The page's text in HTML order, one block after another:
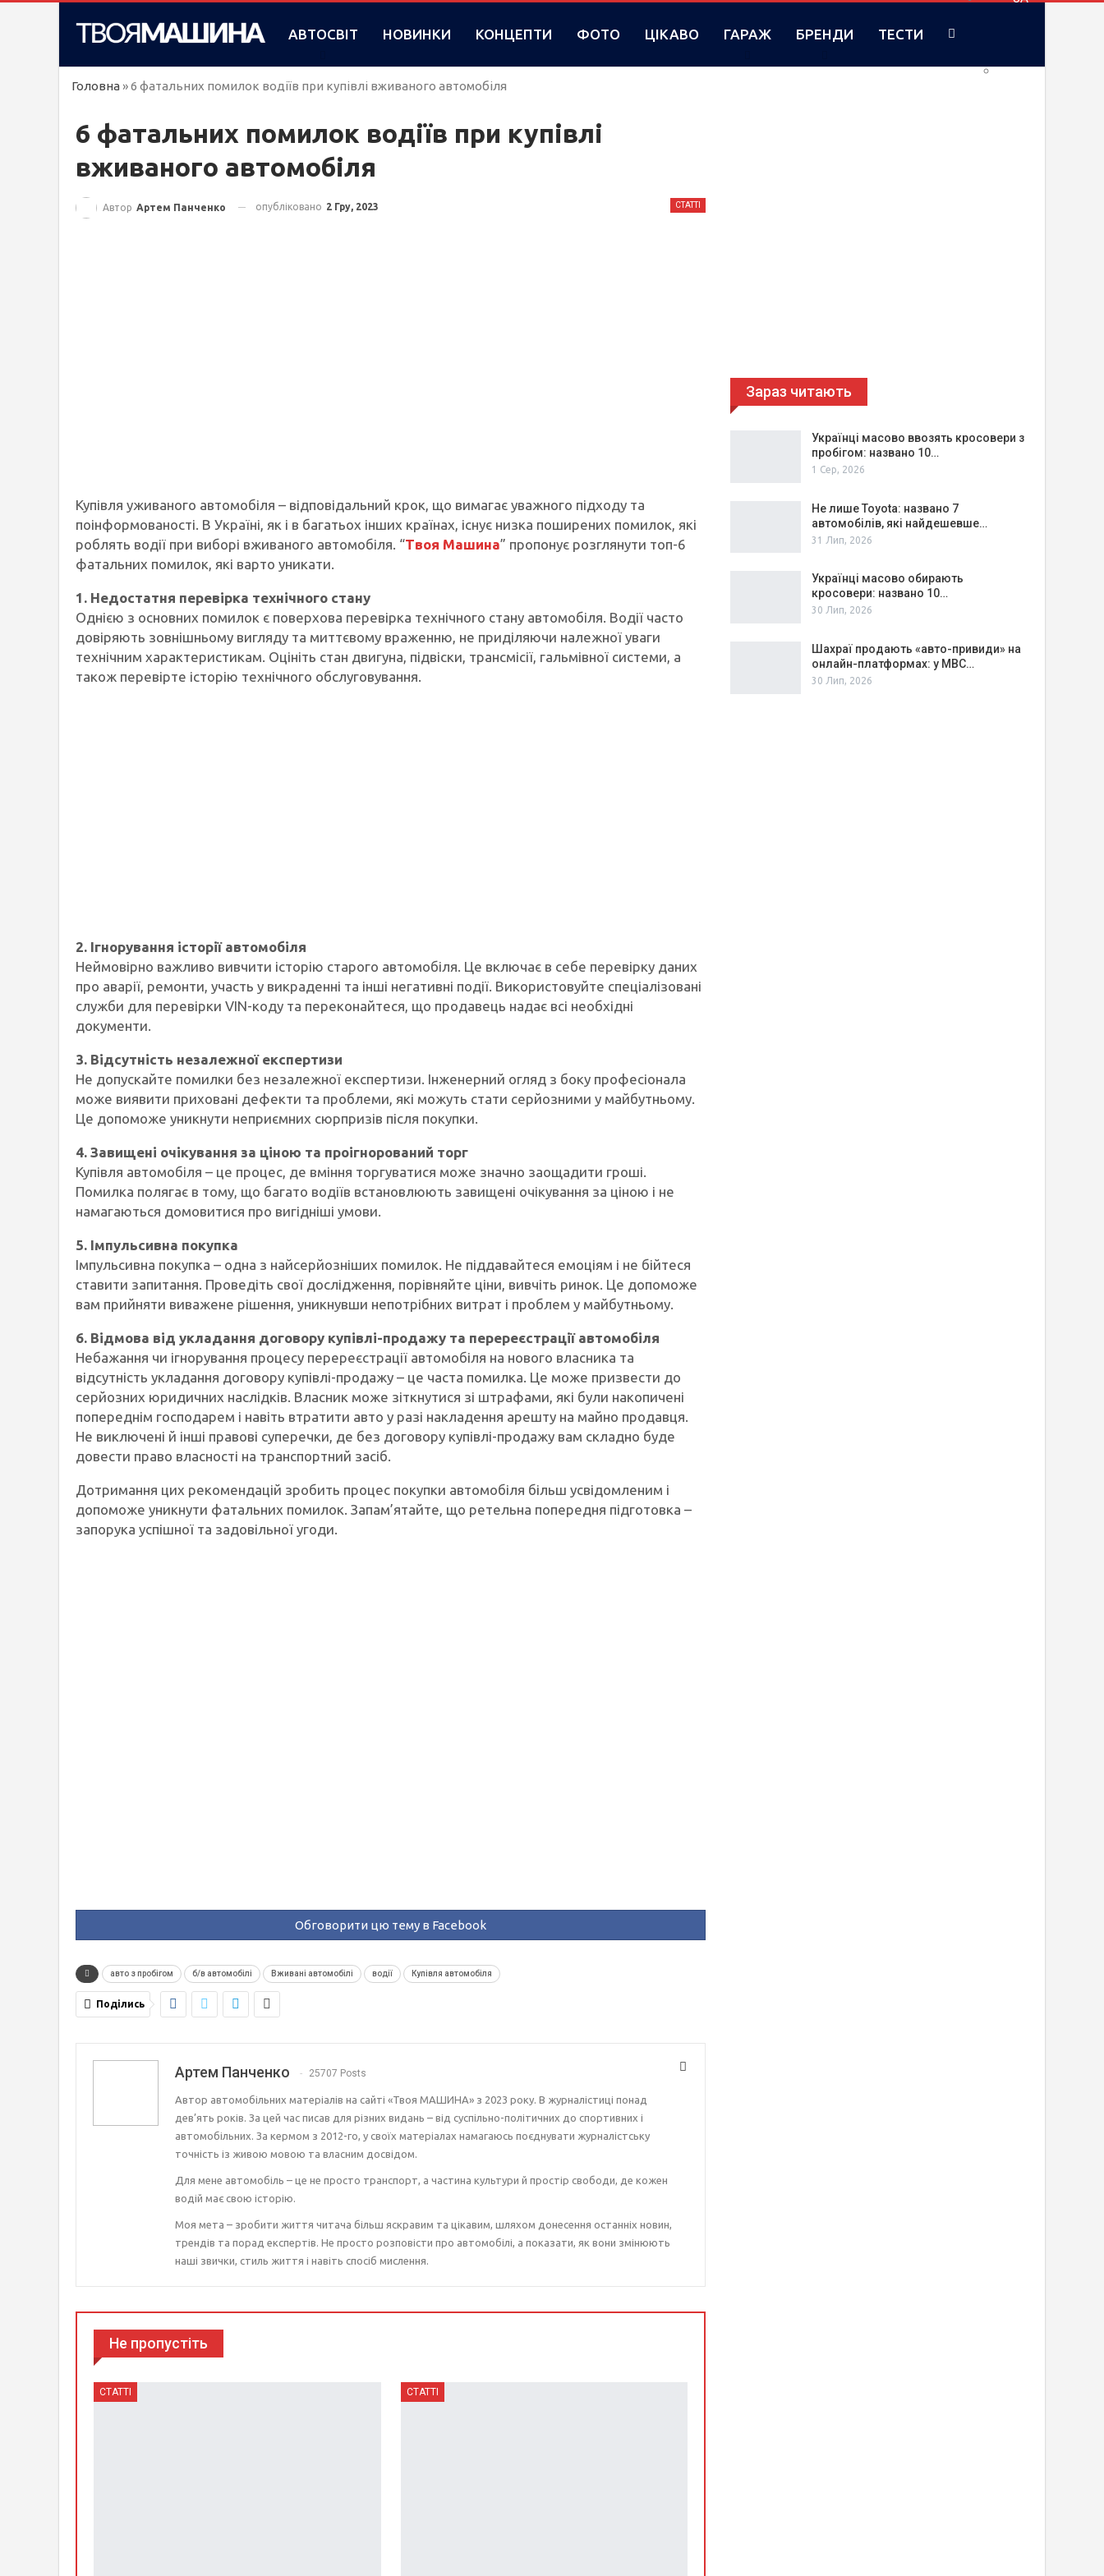
RU
АВТОСВІТ НОВИНКИ КОНЦЕПТИ ФОТО ЦІКАВО ГАРАЖ БРЕНДИ ТЕСТИ
Головна »6 фатальних помилок водіїв при купівлі вживаного автомобіля
6 фатальних помилок водіїв при купівлі
вживаного автомобіля
СТАТТІ
Автор Артем Панченко опубліковано 2 Гру, 2023
Купівля уживаного автомобіля – відповідальний крок, що вимагає уважного підходу та
поінформованості. В Україні, як і в багатьох інших країнах, існує низка поширених помилок, які
роблять водії при виборі вживаного автомобіля. “Твоя Машина” пропонує розглянути топ-6
фатальних помилок, які варто уникати.
1. Недостатня перевірка технічного стану
Однією з основних помилок є поверхова перевірка технічного стану автомобіля. Водії часто
довіряють зовнішньому вигляду та миттєвому враженню, не приділяючи належної уваги
технічним характеристикам. Оцініть стан двигуна, підвіски, трансмісії, гальмівної системи, а
також перевірте історію технічного обслуговування.
2. Ігнорування історії автомобіля
Неймовірно важливо вивчити історію старого автомобіля. Це включає в себе перевірку даних
про аварії, ремонти, участь у викраденні та інші негативні події. Використовуйте спеціалізовані
служби для перевірки VIN-коду та переконайтеся, що продавець надає всі необхідні
документи.
3. Відсутність незалежної експертизи
Не допускайте помилки без незалежної експертизи. Інженерний огляд з боку професіонала
може виявити приховані дефекти та проблеми, які можуть стати серйозними у майбутньому.
Це допоможе уникнути неприємних сюрпризів після покупки.
4. Завищені очікування за ціною та проігнорований торг
Купівля автомобіля – це процес, де вміння торгуватися може значно заощадити гроші.
Помилка полягає в тому, що багато водіїв встановлюють завищені очікування за ціною і не
намагаються домовитися про вигідніші умови.
5. Імпульсивна покупка
Імпульсивна покупка – одна з найсерйозніших помилок. Не піддавайтеся емоціям і не бійтеся
ставити запитання. Проведіть свої дослідження, порівняйте ціни, вивчіть ринок. Це допоможе
вам прийняти виважене рішення, уникнувши непотрібних витрат і проблем у майбутньому.
6. Відмова від укладання договору купівлі-продажу та перереєстрації автомобіля
Небажання чи ігнорування процесу перереєстрації автомобіля на нового власника та
відсутність укладання договору купівлі-продажу – це часта помилка. Це може призвести до
серйозних юридичних наслідків. Власник може зіткнутися зі штрафами, які були накопичені
попереднім господарем і навіть втратити авто у разі накладення арешту на майно продавця.
Не виключені й інші правові суперечки, де без договору купівлі-продажу вам складно буде
довести право власності на транспортний засіб.
Дотримання цих рекомендацій зробить процес покупки автомобіля більш усвідомленим і
допоможе уникнути фатальних помилок. Запам’ятайте, що ретельна попередня підготовка –
запорука успішної та задовільної угоди.
Обговорити цю тему в Facebook
авто з пробігом б/в автомобілі Вживані автомобілі водії Купівля автомобіля
Поділись
Артем Панченко 25707 Posts
Автор автомобільних матеріалів на сайті «Твоя МАШИНА» з 2023 року. В журналістиці понад
дев’ять років. За цей час писав для різних видань – від суспільно-політичних до спортивних і
автомобільних. За кермом з 2012-го, у своїх матеріалах намагаюсь поєднувати журналістську
точність із живою мовою та власним досвідом.
Для мене автомобіль – це не просто транспорт, а частина культури й простір свободи, де кожен
водій має свою історію.
Моя мета – зробити життя читача більш яскравим та цікавим, шляхом донесення останніх новин,
трендів та порад експертів. Не просто розповісти про автомобілі, а показати, як вони змінюють
наші звички, стиль життя і навіть спосіб мислення.
Не пропустіть
СТАТТІ СТАТТІ
Зараз читають
Українці масово ввозять кросовери з
пробігом: названо 10…
1 Сер, 2026
Не лише Toyota: названо 7
автомобілів, які найдешевше…
31 Лип, 2026
Українці масово обирають
кросовери: названо 10…
30 Лип, 2026
Шахраї продають «авто-привиди» на
онлайн-платформах: у МВС…
30 Лип, 2026